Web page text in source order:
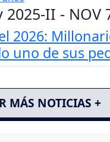
2025-II - NOV
2026:
uno de sus
MÁS NOTICIAS +